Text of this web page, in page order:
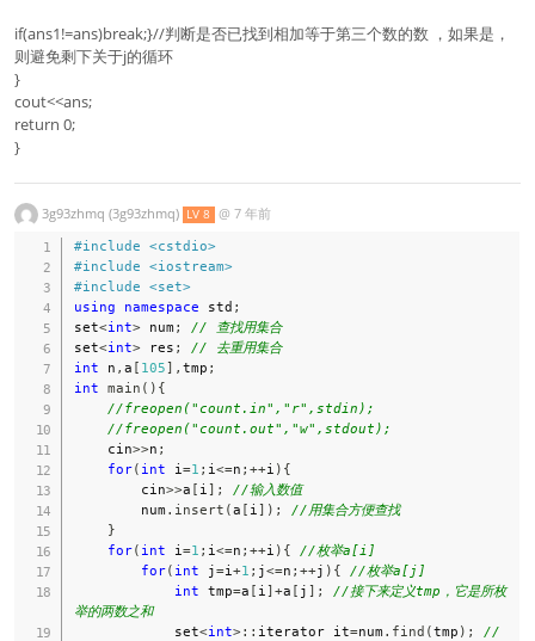
if(ans1!=ans)break;}//判断是否已找到相加等于第三个数的数 ，如果是，
则避免剩下关于j的循环
}
cout<<ans;
return 0;
}
3g93zhmq (3g93zhmq) LV 8 @ 7 年前
#include <cstdio>
#include <iostream>
#include <set>
using
namespace std ;
set<int> num ;
// 查找用集合
set<int> res ;
// 去重用集合
int n , a [ 105] , tmp ;
int main ( ) {
//freopen("count.in","r",stdin);
//freopen("count.out","w",stdout);
    cin
>>n ;
for( int i =1 ; i <=n ; ++i ) {
        cin
>>a [ i ] ;
//输入数值
        num
. insert (a [ i ] ) ;
//用集合方便查找
}
for( int i =1 ; i <=n ; ++i ) {
//枚举a[i]
for( int j=i +1 ; j<=n ; ++j ) {
//枚举a[j]
int tmp=a [ i ]+a [ j ] ;
//接下来定义tmp，它是所枚
举的两数之和
            set
<int>:: iterator it=num . find (tmp ) ;
//